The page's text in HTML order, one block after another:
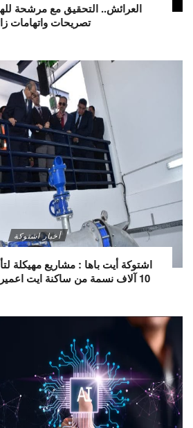
العرائش.. التحقيق مع مرشحة
تصريحات واتهامات
أخبار اشتوكة
اشتوكة أيت باها : مشاريع مهيكلة
10 آلاف نسمة من ساكنة ايت اعميرة بالماء الشروب.